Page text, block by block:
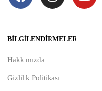
BILGILENDIRMELER
Hakkımızda
Gizlilik Politikası